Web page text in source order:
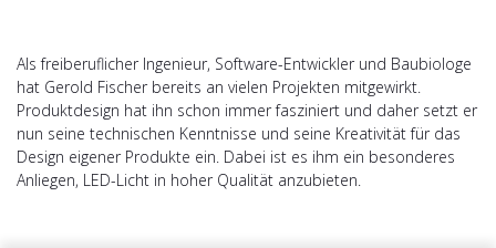
Als freiberuflicher Ingenieur, Software-Entwickler und Baubiologe
hat Gerold Fischer bereits an vielen Projekten mitgewirkt.
Produktdesign hat ihn schon immer fasziniert und daher setzt er
nun seine technischen Kenntnisse und seine Kreativität für das
Design eigener Produkte ein. Dabei ist es ihm ein besonderes
Anliegen, LED-Licht in hoher Qualität anzubieten.